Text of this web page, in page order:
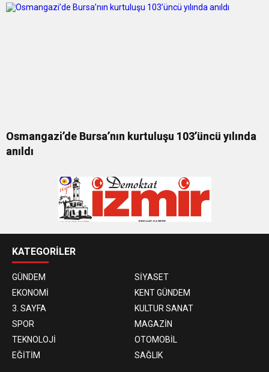
Osmangazi’de Bursa’nın kurtuluşu 103’üncü yılında
anıldı
KATEGORİLER
GÜNDEM
SİYASET
EKONOMİ
KENT GÜNDEM
3. SAYFA
KULTUR SANAT
SPOR
MAGAZİN
TEKNOLOJİ
OTOMOBİL
EĞİTİM
SAĞLIK